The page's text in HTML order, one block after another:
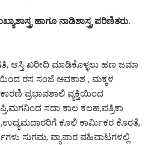
ಹಾಗೂ ನಾಡಿಶಾಸ್ತ್ರ ಪರಿಣಿತರು.
ಆಸ್ತಿ ಖರೀದಿ ಮಾಡಿಕೊಳ್ಳಲು ಹಣ ಜಮಾ
ರಸ ಸಂಜೆ ಅವಕಾಶ , ಮಕ್ಕಳ
ಪ್ರಭಾವಶಾಲಿ ವ್ಯಕ್ತಿಯಿಂದ
ಸದಾ ಕಾಲ ಕಲಹ,ಪತ್ರಿಕಾ
ಕೂಲಿ ಕಾರ್ಮಿಕರ ಕೊರತೆ,
ಸುಗಮ, ವ್ಯಾಪಾರ ವಹಿವಾಟಗಳಲ್ಲಿ